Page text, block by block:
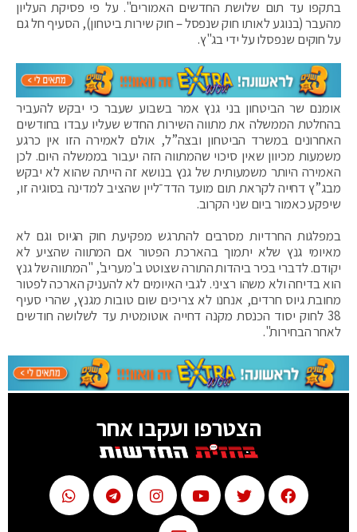
בתקפו עד תום שלושת החדשים האמורים". על פי פסיקת העליון
מהעבר (בנוגע לאותו חוק שנפסל – חוק שירות ביטחון), הסעיף חל גם
על חוקים שנפסלו על ידי בג"ץ.
אומנם שר הביטחון בני גנץ אמר בשבוע שעבר כי יבקש להעביר
בהחלטת הממשלה את מתווה השירות החדש שעליו עבדו בחודשים
האחרונים במשרד הביטחון ובצה”ל, אולם לאמירה הזו אין כרגע
משמעות מכיוון שאין סיכוי שהמתווה הזה יעבור בממשלה היום. לכן
האמירה היותר משמעותית של גנץ בנושא זה הייתה שהוא לא יבקש
מבג”ץ דחייה לקראת תום מועד הדד־ליין שהציב למדינה בסוגיה זו,
שיפקע כאמור ביום שני הקרוב.
במפלגות החרדיות מסרבים להתרגש מפקיעת חוק הגיוס וגם לא
מאיומי גנץ שלא יתמוך בהארכת הפטור אם המתווה שהציע לא
יקודם. לדברי בכיר ביהדות התורה שצוטט ב'מעריב', "המתווה של גנץ
הוא בדיחה ולא משהו רציני. לגבי האיומים לא להעניק הארכה לפטור
מחובת גיוס חרדים, אנחנו לא צריכים שום טובות מגנץ, שהרי סעיף
38 לחוק יסוד הכנסת מקנה דחייה אוטומטית עד לשלושה חודשים
לאחר הבחירות".
הצטרפו ועקבו אחר